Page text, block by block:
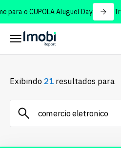
o CUPOLA Aluguel Day
Exibindo 21 resultados para